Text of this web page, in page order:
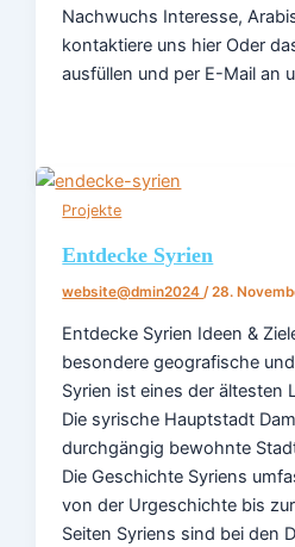
Nachwuchs Interesse,
kontaktiere uns hier Oder
ausfüllen und per E-Mail an
Projekte
Entdecke Syrien
website@dmin2024 /28.
Entdecke Syrien Ideen &
besondere geografische
Syrien ist eines der ältesten
Die syrische Hauptstadt
durchgängig bewohnte
Die Geschichte Syriens
von der Urgeschichte bis
Seiten Syriens sind bei den